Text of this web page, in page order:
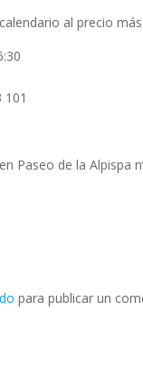
al precio
Paseo de la Alpispa
para publicar un